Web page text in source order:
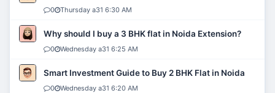
0 Thursday a31 6:30 AM
Why should I buy a 3 BHK flat in Noida Extension?
0 Wednesday a31 6:25 AM
Smart Investment Guide to Buy 2 BHK Flat in Noida
0 Wednesday a31 6:20 AM